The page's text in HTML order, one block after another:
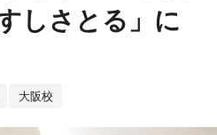
しさとる」に
大阪校